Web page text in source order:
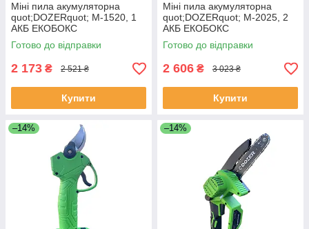
Міні пила акумуляторна
quot;DOZERquot; М-1520, 1
АКБ ЕКОБОКС
Готово до відправки
2 173 ₴ 2 521 ₴
Купити
Міні пила акумуляторна
quot;DOZERquot; М-2025, 2
АКБ ЕКОБОКС
Готово до відправки
2 606 ₴ 3 023 ₴
Купити
–14% –14%